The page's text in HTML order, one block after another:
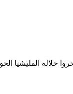
خلاله المليشيا